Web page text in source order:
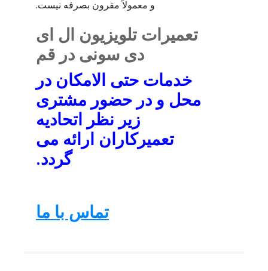
و معمولاً مقرون بصرفه نیست.
تعمیرات تلویزیون ال ای
دی سونی در قم
خدمات حتی الامکان در
محل و در حضور مشتری
زیر نظر اتحادیه
تعمیرکاران ارائه می
گردد.
تماس با ما